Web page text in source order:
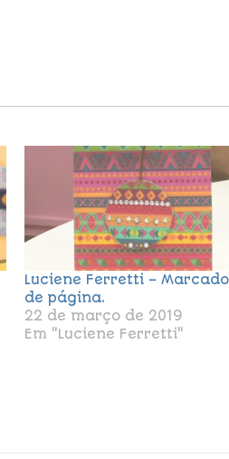
Luciene Ferretti –
de página.
22 de março de 2019
Em "Luciene Ferretti"